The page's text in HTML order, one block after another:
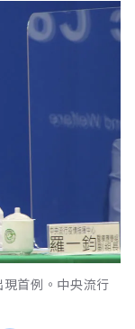
首例。中央流行